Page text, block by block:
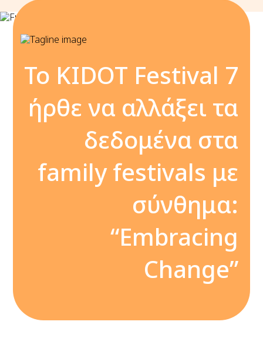
To KIDOT Festival 7
ήρθε να αλλάξει τα
δεδομένα στα
family festivals με
σύνθημα:
“Embracing
Change”